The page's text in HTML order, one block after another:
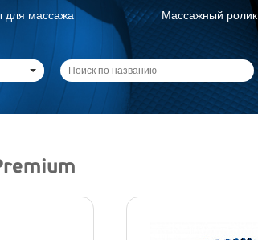
для массажа Массажный ролик